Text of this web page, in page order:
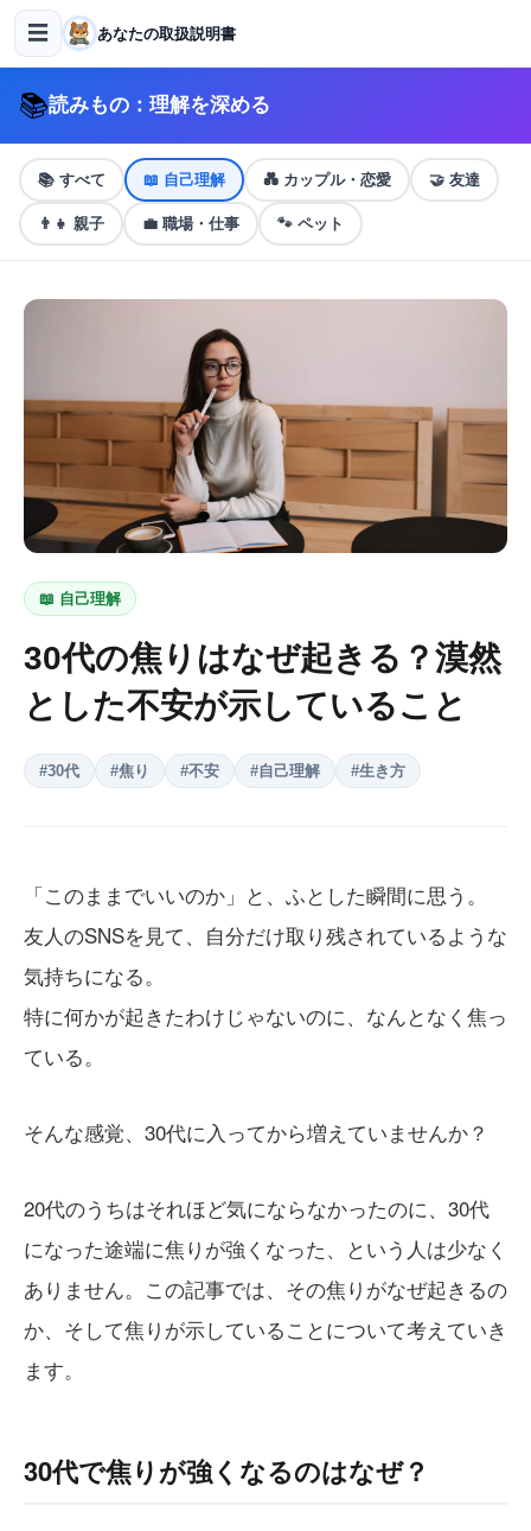
☰ あなたの取扱説明書
📚読みもの：理解を深める
📚 すべて 📖 自己理解 💑 カップル・恋愛 🤝 友達
👨‍👧 親子 💼 職場・仕事 🐾 ペット
📖 自己理解
30代の焦りはなぜ起きる？漠然
とした不安が示していること
#30代 #焦り #不安 #自己理解 #生き方
「このままでいいのか」と、ふとした瞬間に思う。
友人のSNSを見て、自分だけ取り残されているような
気持ちになる。
特に何かが起きたわけじゃないのに、なんとなく焦っ
ている。
そんな感覚、30代に入ってから増えていませんか？
20代のうちはそれほど気にならなかったのに、30代
になった途端に焦りが強くなった、という人は少なく
ありません。この記事では、その焦りがなぜ起きるの
か、そして焦りが示していることについて考えていき
ます。
30代で焦りが強くなるのはなぜ？